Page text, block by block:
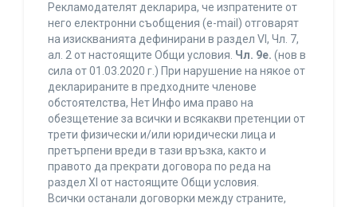
Рекламодателят декларира, че изпратените от
него електронни съобщения (e-mail) отговарят
на изискванията дефинирани в раздел VI, Чл. 7,
ал. 2 от настоящите Общи условия. Чл. 9е. (нов в
сила от 01.03.2020 г.) При нарушение на някое от
декларираните в предходните членове
обстоятелства, Нет Инфо има право на
обезщетение за всички и всякакви претенции от
трети физически и/или юридически лица и
претърпени вреди в тази връзка, както и
правото да прекрати договора по реда на
раздел XI от настоящите Общи условия.
Всички останали договорки между страните,